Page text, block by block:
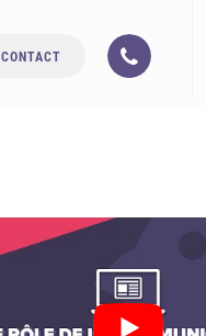
CONTACT